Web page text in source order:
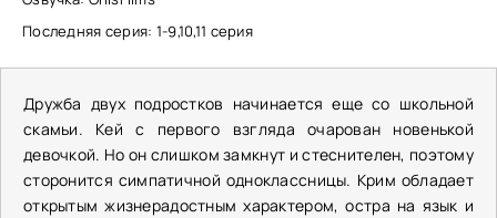
Последняя серия: 1-9,10,11 серия
Дружба двух подростков начинается еще со школьной
скамьи. Кей с первого взгляда очарован новенькой
девочкой. Но он слишком замкнут и стеснителен, поэтому
сторонится симпатичной одноклассницы. Крим обладает
открытым жизнерадостным характером, остра на язык и